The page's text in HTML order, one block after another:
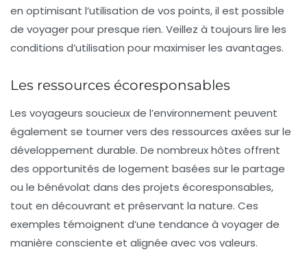
en optimisant l’utilisation de vos points, il est possible
de voyager pour presque rien. Veillez à toujours lire les
conditions d’utilisation pour maximiser les avantages.
Les ressources écoresponsables
Les voyageurs soucieux de l’environnement peuvent
également se tourner vers des ressources axées sur le
développement durable. De nombreux hôtes offrent
des opportunités de logement basées sur le partage
ou le bénévolat dans des projets écoresponsables,
tout en découvrant et préservant la nature. Ces
exemples témoignent d’une tendance à voyager de
manière consciente et alignée avec vos valeurs.